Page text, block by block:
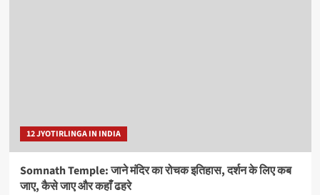
12 JYOTIRLINGA IN INDIA
Somnath Temple: जाने मंदिर का रोचक इतिहास, दर्शन के लिए कब
जाए, कैसे जाए और कहाँ ढहरे